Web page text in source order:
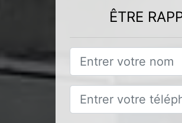
ÊTRE